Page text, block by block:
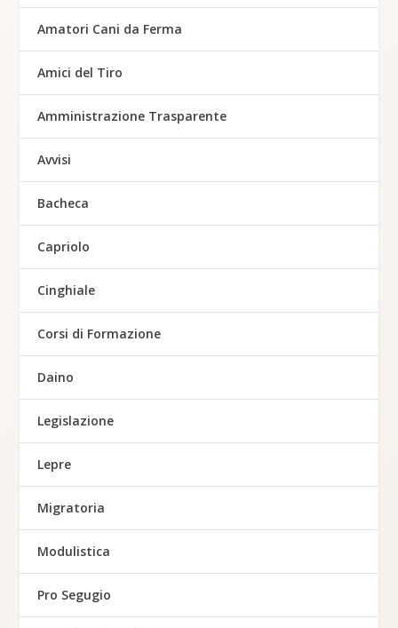
Amatori Cani da Ferma
Amici del Tiro
Amministrazione Trasparente
Avvisi
Bacheca
Capriolo
Cinghiale
Corsi di Formazione
Daino
Legislazione
Lepre
Migratoria
Modulistica
Pro Segugio